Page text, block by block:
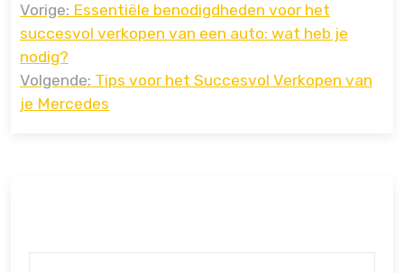
navigatie
Vorige: Essentiële benodigdheden voor het
succesvol verkopen van een auto: wat heb je
nodig?
Volgende: Tips voor het Succesvol Verkopen van
je Mercedes